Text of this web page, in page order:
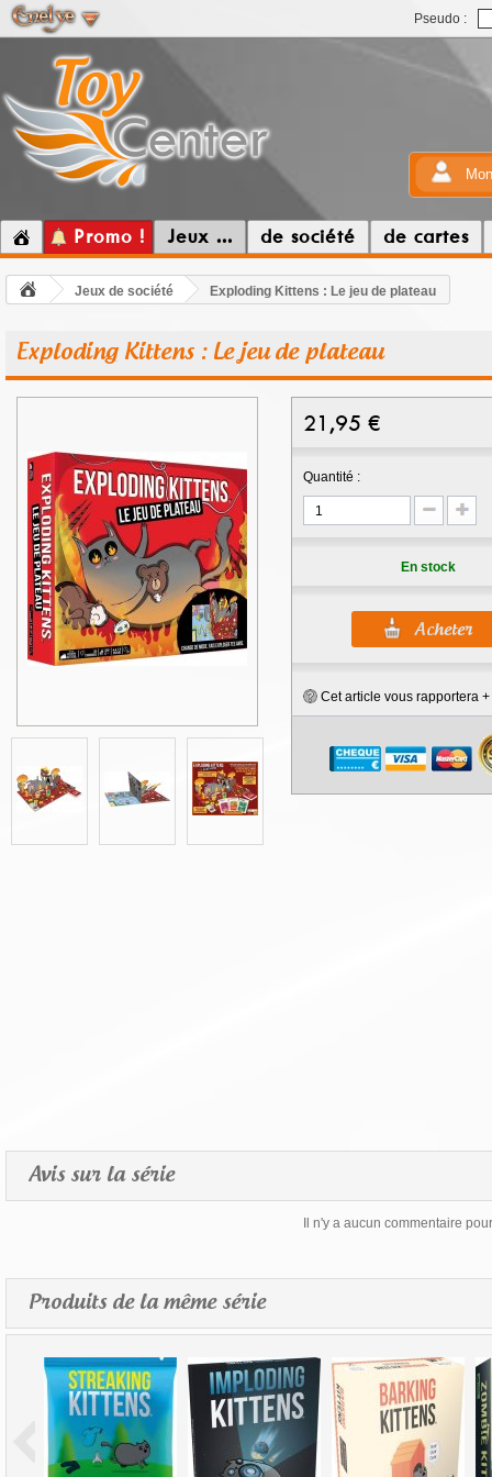
Pseudo :
Promo ! Jeux ... de société de cartes
Jeux de société Exploding Kittens : Le jeu de plateau
Exploding Kittens : Le jeu de plateau
21,95 €
Quantité :
En stock
Cet article vous rapportera +
Avis sur la série
Il n'y a aucun commentaire
Produits de la même série